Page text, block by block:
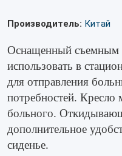
Производитель: Китай
Оснащенный съемным
использовать в
для отправления
потребностей. Кресло
больного.
дополнительное
сиденье.